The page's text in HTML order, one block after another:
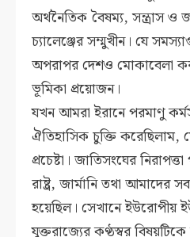
অর্থনৈতিক বৈষম্য, সন্ত্রাস ও
চ্যালেঞ্জের সম্মুখীন। যে
অপরাপর দেশও মোকাবেলা
ভূমিকা প্রয়োজন।
যখন আমরা ইরানে পরমাণু
ঐতিহাসিক চুক্তি করেছিলাম,
প্রচেষ্টা। জাতিসংঘের
রাষ্ট্র, জার্মানি তথা আমাদের
হয়েছিল। সেখানে ইউরোপীয়
যুক্তরাজ্যের কণ্ঠস্বর বিষয়টিকে